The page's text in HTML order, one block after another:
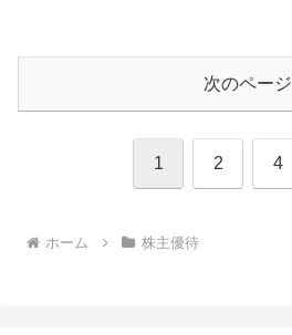
次のページ
1 2 4
ホーム 株主優待